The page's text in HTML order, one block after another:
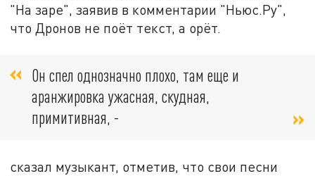
"На заре", заявив в комментарии "Ньюс.Ру",
что Дронов не поёт текст, а орёт.
Он спел однозначно плохо, там еще и
аранжировка ужасная, скудная,
примитивная, -
сказал музыкант, отметив, что свои песни